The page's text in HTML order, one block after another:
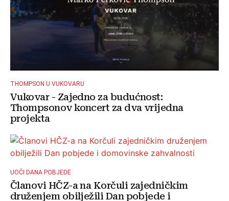
THOMPSON U VUKOVARU
Vukovar - Zajedno za budućnost:
Thompsonov koncert za dva vrijedna
projekta
UOČI DANA POBJEDE
Članovi HČZ-a na Korčuli zajedničkim
druženjem obilježili Dan pobjede i